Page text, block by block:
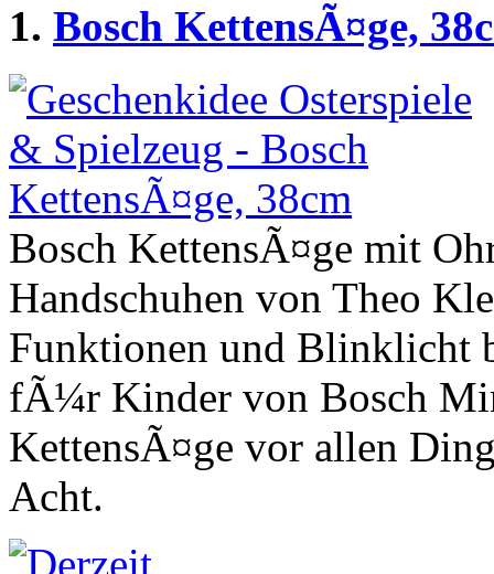
1. Bosch KettensÃ¤ge,
Bosch KettensÃ¤ge mit
Handschuhen von Theo
Funktionen und Blinklicht
fÃ¼r Kinder von Bosch
KettensÃ¤ge vor allen
Acht.